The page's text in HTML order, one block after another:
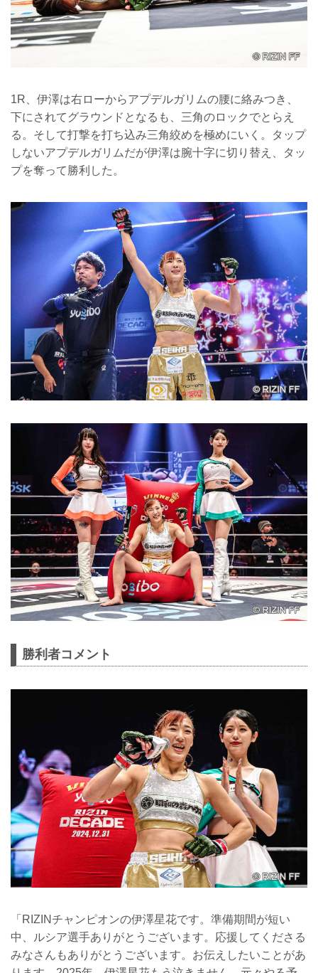
1R、伊澤は右ローからアプデルガリムの腰に絡みつき、
下にされてグラウンドとなるも、三角のロックでとらえ
る。そして打撃を打ち込み三角絞めを極めにいく。タップ
しないアプデルガリムだが伊澤は腕十字に切り替え、タッ
プを奪って勝利した。
勝利者コメント
「RIZINチャンピオンの伊澤星花です。準備期間が短い
中、ルシア選手ありがとうございます。応援してくださる
みなさんもありがとうございます。お伝えしたいことがあ